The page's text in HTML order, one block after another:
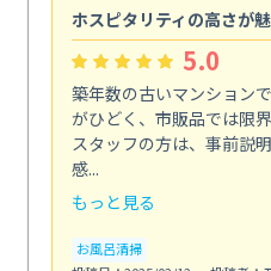
ホスピタリティの高さが
5.0
築年数の古いマンション
がひどく、市販品では限
スタッフの方は、事前説
感...
もっと見る
お風呂清掃